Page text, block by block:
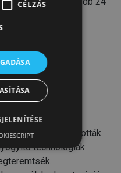
áll.
t 1997-ben alapították
technológiák
CÉLZÁS